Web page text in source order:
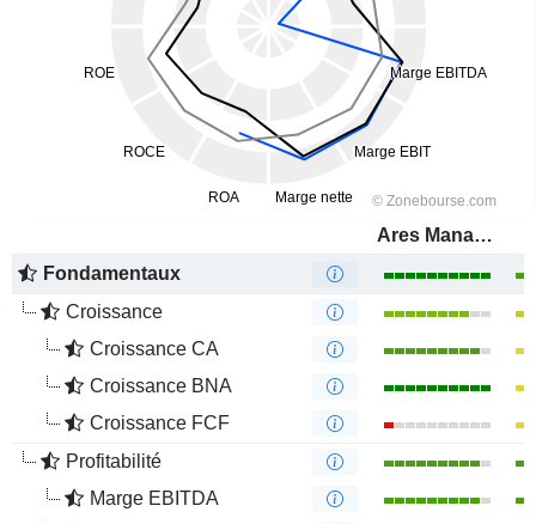
Ares Management Corporation
Fondamentaux
Croissance
Croissance CA
Croissance BNA
Croissance FCF
Profitabilité
Marge EBITDA